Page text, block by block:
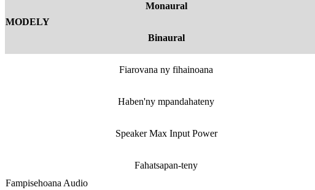
MODELY
Monaural
Binaural
Fampisehoana Audio
Fiarovana ny fihainoana
Haben'ny mpandahateny
Speaker Max Input Power
Fahatsapan-teny